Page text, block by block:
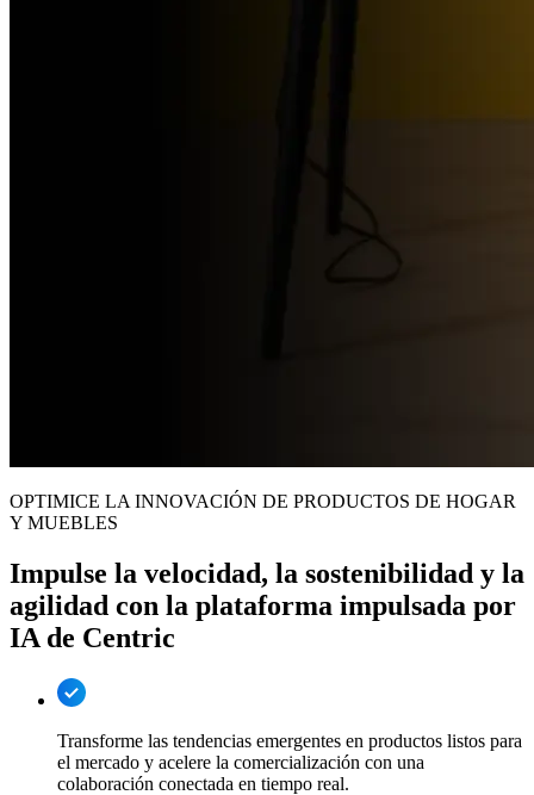
OPTIMICE LA INNOVACIÓN DE PRODUCTOS DE HOGAR
Y MUEBLES
Impulse la velocidad, la sostenibilidad y la
agilidad con la plataforma impulsada por
IA de Centric
Transforme las tendencias emergentes en productos listos para
el mercado y acelere la comercialización con una
colaboración conectada en tiempo real.